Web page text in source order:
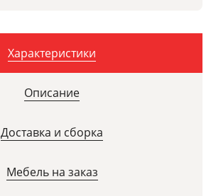
Характеристики
Описание
Доставка и сборка
Мебель на заказ